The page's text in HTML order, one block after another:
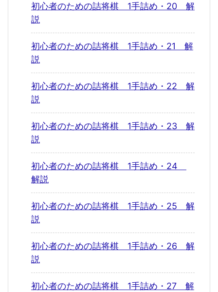
初心者のための詰将棋 1手詰め・20 解
説
初心者のための詰将棋 1手詰め・21 解
説
初心者のための詰将棋 1手詰め・22 解
説
初心者のための詰将棋 1手詰め・23 解
説
初心者のための詰将棋 1手詰め・24
解説
初心者のための詰将棋 1手詰め・25 解
説
初心者のための詰将棋 1手詰め・26 解
説
初心者のための詰将棋 1手詰め・27 解